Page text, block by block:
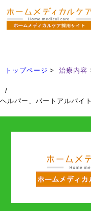
トップページ 治療内容
/
ヘルパー、パートアルバイト